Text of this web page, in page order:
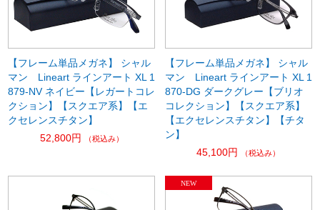
【フレーム単品メガネ】 シャル
マン Lineart ラインアート XL 1
879-NV ネイビー【レガートコレ
クション】【スクエア系】【エ
クセレンスチタン】
52,800円
（税込み）
【フレーム単品メガネ】 シャル
マン Lineart ラインアート XL 1
870-DG ダークグレー【ブリオ
コレクション】【スクエア系】
【エクセレンスチタン】【チタ
ン】
45,100円
（税込み）